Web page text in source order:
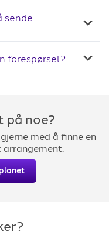
sende
forespørsel?
på noe?
med å finne en